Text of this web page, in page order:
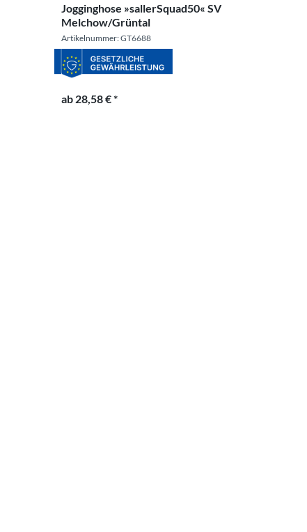
Jogginghose »sallerSquad50« SV
Melchow/Grüntal
Artikelnummer: GT6688
ab 28,58 € *